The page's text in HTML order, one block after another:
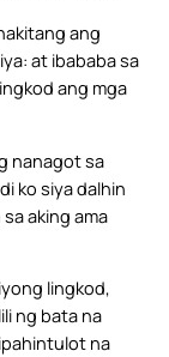
ang
at ibababa sa
ang mga
nanagot sa
ko siya dalhin
aking ama
lingkod,
ng bata na
na